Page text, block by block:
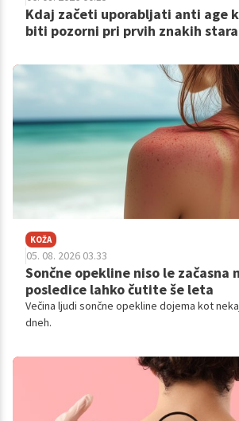
Kdaj začeti uporabljati anti age
biti pozorni pri prvih znakih
KOŽA
05. 08. 2026 03.33
Sončne opekline niso le začasna
posledice lahko čutite še leta
Večina ljudi sončne opekline dojema kot
dneh.